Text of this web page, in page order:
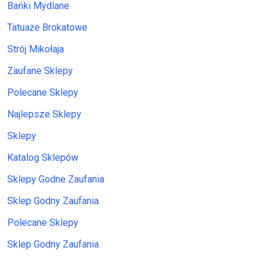
Bańki Mydlane
Tatuaże Brokatowe
Strój Mikołaja
Zaufane Sklepy
Polecane Sklepy
Najlepsze Sklepy
Sklepy
Katalog Sklepów
Sklepy Godne Zaufania
Sklep Godny Zaufania
Polecane Sklepy
Sklep Godny Zaufania